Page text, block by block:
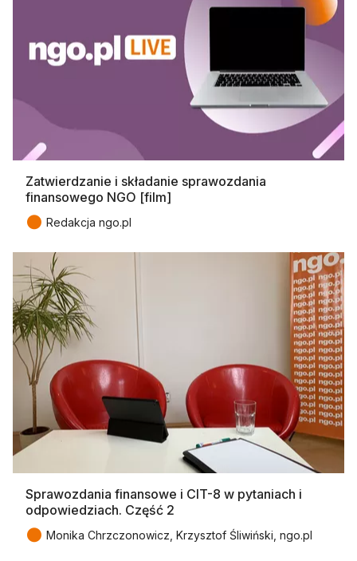
Zatwierdzanie i składanie sprawozdania
finansowego NGO [film]
● Redakcja ngo.pl
Sprawozdania finansowe i CIT-8 w pytaniach i
odpowiedziach. Część 2
● Monika Chrzczonowicz, Krzysztof Śliwiński, ngo.pl